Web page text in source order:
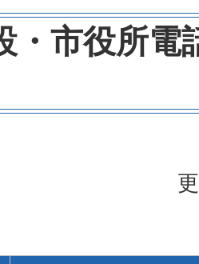
・市役所電